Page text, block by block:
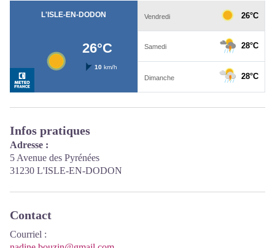
Infos pratiques
Adresse :
5 Avenue des Pyrénées
31230 L'ISLE-EN-DODON
Contact
Courriel :